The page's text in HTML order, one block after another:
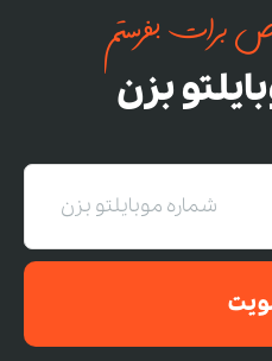
برات بفرستم
بزن